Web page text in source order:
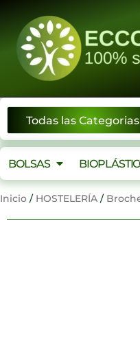
contenido
BOLSAS
Inicio / HOSTELERÍA /